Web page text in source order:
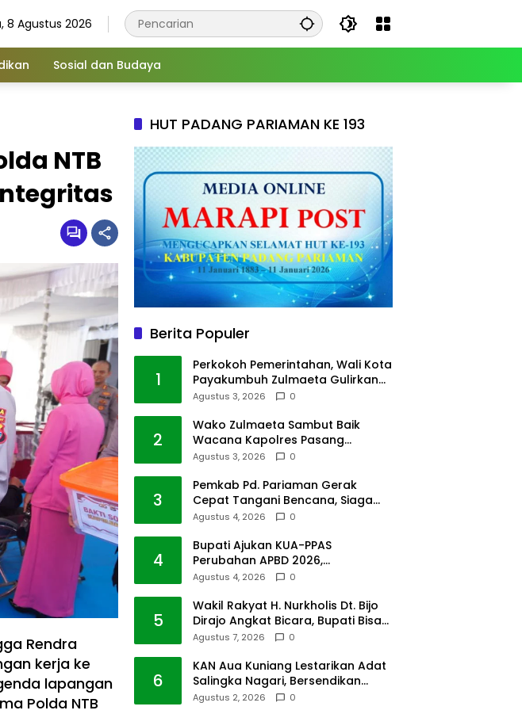
8 Agustus 2026
Sosial dan Budaya
NTB
Rendra
kerja ke
lapangan
Polda NTB
HUT PADANG PARIAMAN KE 193
Berita Populer
1
Perkokoh Pemerintahan, Wali Kota
Payakumbuh Zulmaeta Gulirkan
Jabatan
Agustus 3, 2026 0
2
Wako Zulmaeta Sambut Baik
Wacana Kapolres Pasang
Kamera Pantau Lalin
Agustus 3, 2026 0
3
Pemkab Pd. Pariaman Gerak
Cepat Tangani Bencana, Siaga
Cuaca Ekstrem
Agustus 4, 2026 0
4
Bupati Ajukan KUA-PPAS
Perubahan APBD 2026,
Pendapatan Pasbar Naik 15
Agustus 4, 2026 0
5
Wakil Rakyat H. Nurkholis Dt. Bijo
Dirajo Angkat Bicara, Bupati Bisa
Digugat
Agustus 7, 2026 0
6
KAN Aua Kuniang Lestarikan Adat
Salingka Nagari, Bersendikan
Kitabullah
Agustus 2, 2026 0